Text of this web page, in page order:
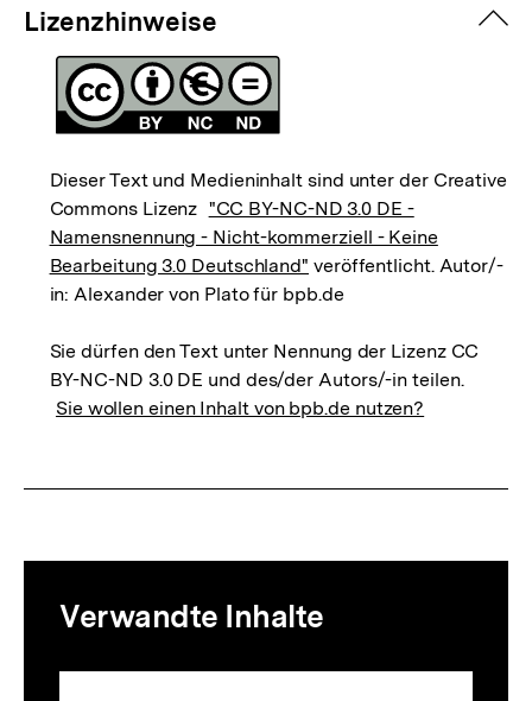
Lizenzhinweise
Dieser Text und Medieninhalt sind unter der Creative
Commons Lizenz "CC BY-NC-ND 3.0 DE -
Namensnennung - Nicht-kommerziell - Keine
Bearbeitung 3.0 Deutschland" veröffentlicht. Autor/-
in: Alexander von Plato für bpb.de
Sie dürfen den Text unter Nennung der Lizenz CC
BY-NC-ND 3.0 DE und des/der Autors/-in teilen.
Sie wollen einen Inhalt von bpb.de nutzen?
zur
Thematik
Verwandte Inhalte